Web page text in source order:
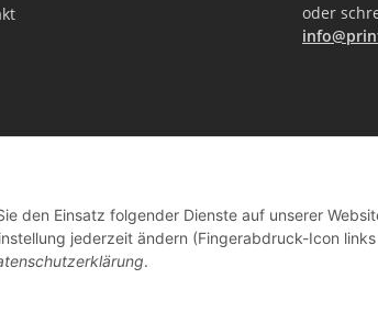
oder
den Einsatz folgender Dienste auf unserer
jederzeit ändern (Fingerabdruck-Icon
.